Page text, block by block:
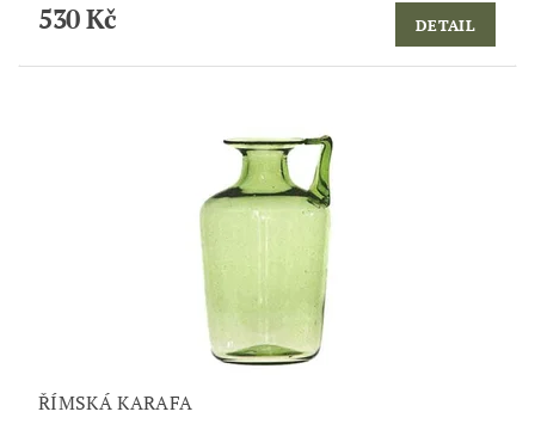
530 Kč DETAIL
ŘÍMSKÁ KARAFA